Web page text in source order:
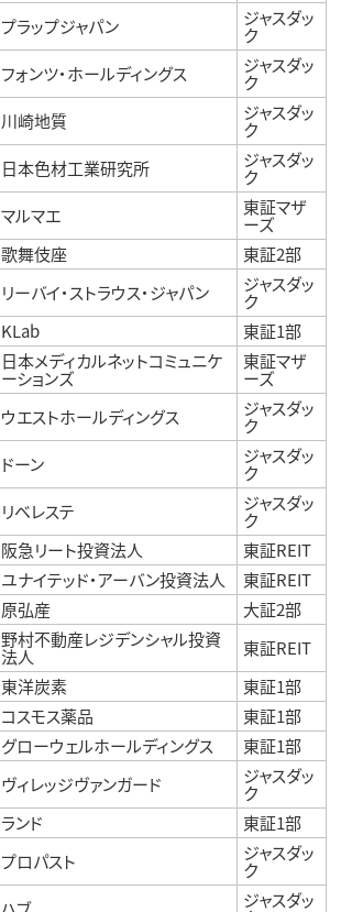
プラップジャパン ジャスダッ
ク
フォンツ・ホールディングス ジャスダッ
ク
川崎地質 ジャスダッ
ク
日本色材工業研究所 ジャスダッ
ク
マルマエ 東証マザ
ーズ
歌舞伎座
東証2部
リーバイ・ストラウス・ジャパン ジャスダッ
ク
KLab
東証1部
日本メディカルネットコミュニケ
ーションズ
東証マザ
ーズ
ウエストホールディングス ジャスダッ
ク
ドーン ジャスダッ
ク
リベレステ ジャスダッ
ク
阪急リート投資法人
東証REIT
ユナイテッド・アーバン投資法人
東証REIT
原弘産
大証2部
野村不動産レジデンシャル投資
法人
東証REIT
東洋炭素
東証1部
コスモス薬品
東証1部
グローウェルホールディングス
東証1部
ヴィレッジヴァンガード ジャスダッ
ク
ランド
東証1部
プロパスト ジャスダッ
ク
ジャスダッ